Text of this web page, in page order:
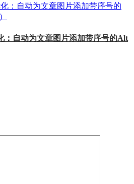
：自动为文章图片添加带序号的Alt